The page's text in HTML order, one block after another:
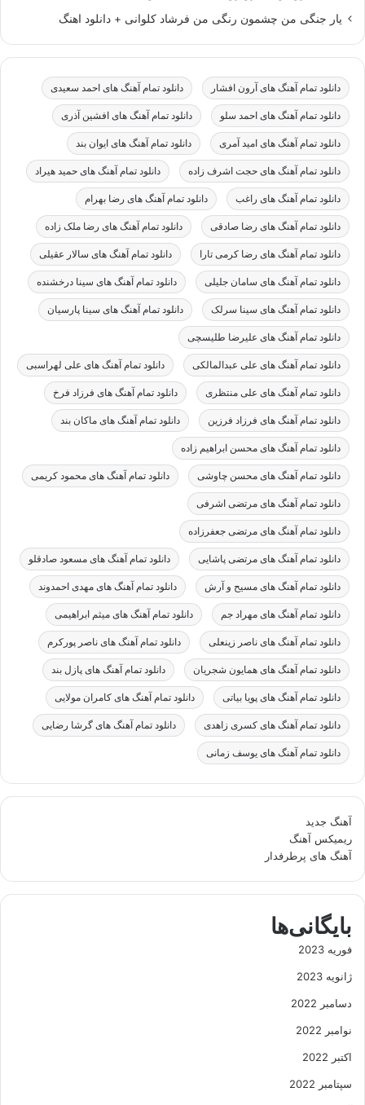
یار جنگی من چشمون رنگی من فرشاد کلوانی + دانلود اهنگ
دانلود تمام آهنگ های آرون افشار دانلود تمام آهنگ های احمد سعیدی
دانلود تمام آهنگ های احمد سلو دانلود تمام آهنگ های افشین آذری
دانلود تمام آهنگ های امید آمری دانلود تمام آهنگ های ایوان بند
دانلود تمام آهنگ های حجت اشرف زاده دانلود تمام آهنگ های حمید هیراد
دانلود تمام آهنگ های راغب دانلود تمام آهنگ های رضا بهرام
دانلود تمام آهنگ های رضا صادقی دانلود تمام آهنگ های رضا ملک زاده
دانلود تمام آهنگ های رضا کرمی تارا دانلود تمام آهنگ های سالار عقیلی
دانلود تمام آهنگ های سامان جلیلی دانلود تمام آهنگ های سینا درخشنده
دانلود تمام آهنگ های سینا سرلک دانلود تمام آهنگ های سینا پارسیان
دانلود تمام آهنگ های علیرضا طلیسچی
دانلود تمام آهنگ های علی عبدالمالکی دانلود تمام آهنگ های علی لهراسبی
دانلود تمام آهنگ های علی منتظری دانلود تمام آهنگ های فرزاد فرخ
دانلود تمام آهنگ های فرزاد فرزین دانلود تمام آهنگ های ماکان بند
دانلود تمام آهنگ های محسن ابراهیم زاده
دانلود تمام آهنگ های محسن چاوشی دانلود تمام آهنگ های محمود کریمی
دانلود تمام آهنگ های مرتضی اشرفی
دانلود تمام آهنگ های مرتضی جعفرزاده
دانلود تمام آهنگ های مرتضی پاشایی دانلود تمام آهنگ های مسعود صادقلو
دانلود تمام آهنگ های مسیح و آرش دانلود تمام آهنگ های مهدی احمدوند
دانلود تمام آهنگ های مهراد جم دانلود تمام آهنگ های میثم ابراهیمی
دانلود تمام آهنگ های ناصر زینعلی دانلود تمام آهنگ های ناصر پورکرم
دانلود تمام آهنگ های همایون شجریان دانلود تمام آهنگ های پازل بند
دانلود تمام آهنگ های پویا بیاتی دانلود تمام آهنگ های کامران مولایی
دانلود تمام آهنگ های کسری زاهدی دانلود تمام آهنگ های گرشا رضایی
دانلود تمام آهنگ های یوسف زمانی
آهنگ جدید
ریمیکس آهنگ
آهنگ های پرطرفدار
بایگانی‌ها
فوریه 2023
ژانویه 2023
دسامبر 2022
نوامبر 2022
اکتبر 2022
سپتامبر 2022